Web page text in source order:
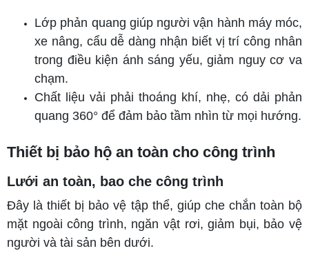
Lớp phản quang giúp người vận hành máy móc,
xe nâng, cẩu dễ dàng nhận biết vị trí công nhân
trong điều kiện ánh sáng yếu, giảm nguy cơ va
chạm.
Chất liệu vải phải thoáng khí, nhẹ, có dải phản
quang 360° để đảm bảo tầm nhìn từ mọi hướng.
Thiết bị bảo hộ an toàn cho công trình
Lưới an toàn, bao che công trình
Đây là thiết bị bảo vệ tập thể, giúp che chắn toàn bộ
mặt ngoài công trình, ngăn vật rơi, giảm bụi, bảo vệ
người và tài sản bên dưới.